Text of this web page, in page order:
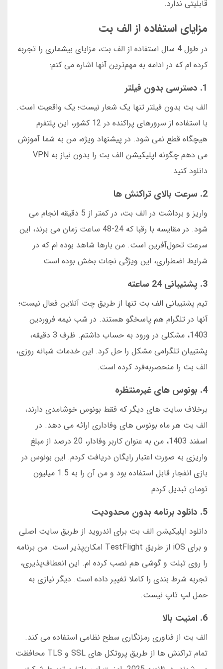
قابلیتی ندارد.
مزایای استفاده از الف بت
در طول 4 سال استفاده از الف بت، مزایای بیشماری را تجربه
کرده ام که در ادامه به مهم‌ترین آنها اشاره می کنم:
1. دسترسی بدون فیلتر
الف بت بدون فیلتر تنها یک شعار نیست؛ یک واقعیت است.
با استفاده از سرورهای پراکنده در 12 کشور، این پلتفرم
هیچگاه قطع نمی شود. در پیشنهاد ویژه، من به شما آموزش
می دهم چگونه اپلیکیشن الف بت را بدون نیاز به VPN
دانلود کنید.
2. سرعت بالای تراکنش ها
واریز و برداشت در الف بت، در کمتر از 5 دقیقه انجام می
شود. در مقایسه با رقبا که 24-48 ساعت زمان می برند، این
سرعت تحول‌آفرین است. من بارها شاهد بوده ام که در
شرایط اضطراری، این ویژگی نجات بخش بوده است.
3. پشتیبانی 24 ساعته
تیم پشتیبانی الف بت تنها از طریق چت آنلاین فعال نیست؛
آنها در تلگرام هم پاسخگو هستند. در شب نیمه فروردین
1403، مشکلی در ورود به حساب داشتم. ظرف 3 دقیقه،
پشتیبان تلگرامی مشکل را حل کرد. این خدمات شبانه روزی،
الف بت را منحصربه‌فرد کرده است.
4. بونوس های غیرمنتظره
برخلاف سایت های دیگر که فقط بونوس خوشامدی دارند،
الف بت هر ماه بونوس های وفاداری ارائه می دهد. در
اسفند 1403، من به عنوان کاربر وفادار، 20 درصد از مبلغ
واریزی به صورت اعتبار رایگان دریافت کردم. این بونوس در
بازی انفجار قابل استفاده بود و من آن را به 1.5 میلیون
تومان تبدیل کردم.
5. دانلود برنامه بدون محدودیت
دانلود اپلیکیشن الف بت برای اندروید از طریق سایت اصلی
و برای iOS از طریق TestFlight امکان‌پذیر است. من برنامه
را روی تبلت و گوشی هم نصب کرده ام. این انعطاف‌پذیری،
تجربه شرط بندی را کاملا تغییر داده است. دیگر نیازی به
حمل لپ تاپ نیست.
6. امنیت بالا
الف بت از فناوری رمزنگاری سطح نظامی استفاده می کند.
تمام تراکنش ها از طریق پروتکل های SSL و TLS محافظت